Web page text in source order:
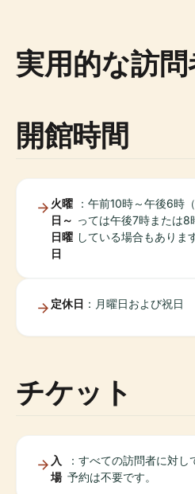
実用的な訪
開館時間
火曜
日～
日曜
日
：午前10時～午後6時
っては午後7時または8
している場合もありま
定休日 ：月曜日および祝日
チケット
入
場
：すべての訪問者に対
予約は不要です。